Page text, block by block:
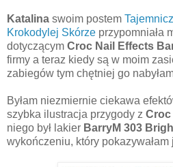
Katalina swoim postem
Krokodylej Skórze przypomniała
dotyczącym Croc Nail Effects
firmy a teraz kiedy są w moim
zabiegów tym chętniej go
Byłam niezmiernie ciekawa
szybka ilustracja przygody z Croc
niego był lakier BarryM 303
wykończeniu, który pokazywałam